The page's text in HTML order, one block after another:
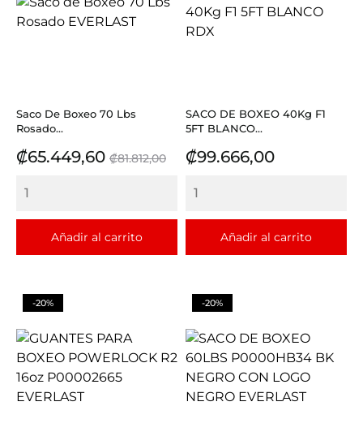
Saco De Boxeo 70 Lbs
Rosado...
Precio
₡65.449,60 Precio
₡81.812,00
Añadir al carrito
SACO DE BOXEO 40Kg F1
5FT BLANCO...
Precio
₡99.666,00
Añadir al carrito
-20% -20%